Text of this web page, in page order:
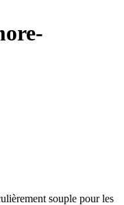
souple pour les